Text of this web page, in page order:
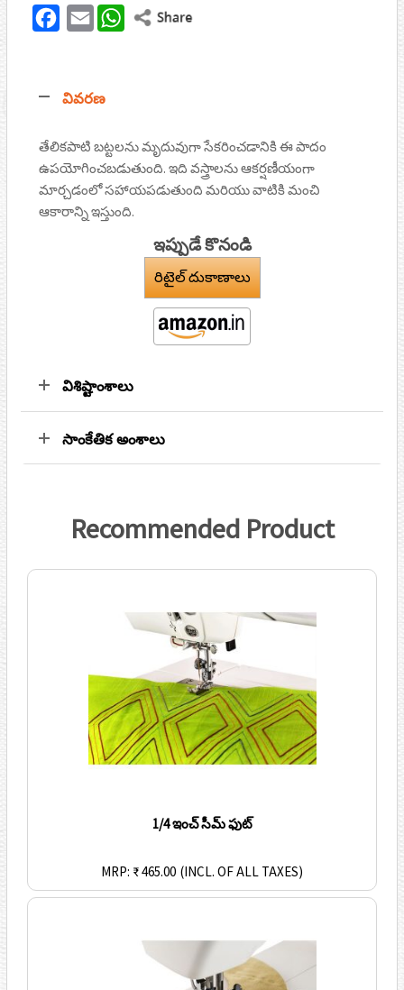
F
e
b
o
o
k
T
i
t
e
r
E
i
l
W
s
A
p
p
వివరణ
తేలికపాటి బట్టలను మృదువుగా సేకరించడానికి ఈ పాదం
ఉపయోగించబడుతుంది. ఇది వస్త్రాలను ఆకర్షణీయంగా
మార్చడంలో సహాయపడుతుంది మరియు వాటికి మంచి
ఆకారాన్ని ఇస్తుంది.
ఇప్పుడే కొనండి
రిటైల్ దుకాణాలు
విశిష్టాంశాలు
సాంకేతిక అంశాలు
Recommended Product
1/4 ఇంచ్ సీమ్ ఫుట్
MRP: ₹ 465.00 (INCL. OF ALL TAXES)